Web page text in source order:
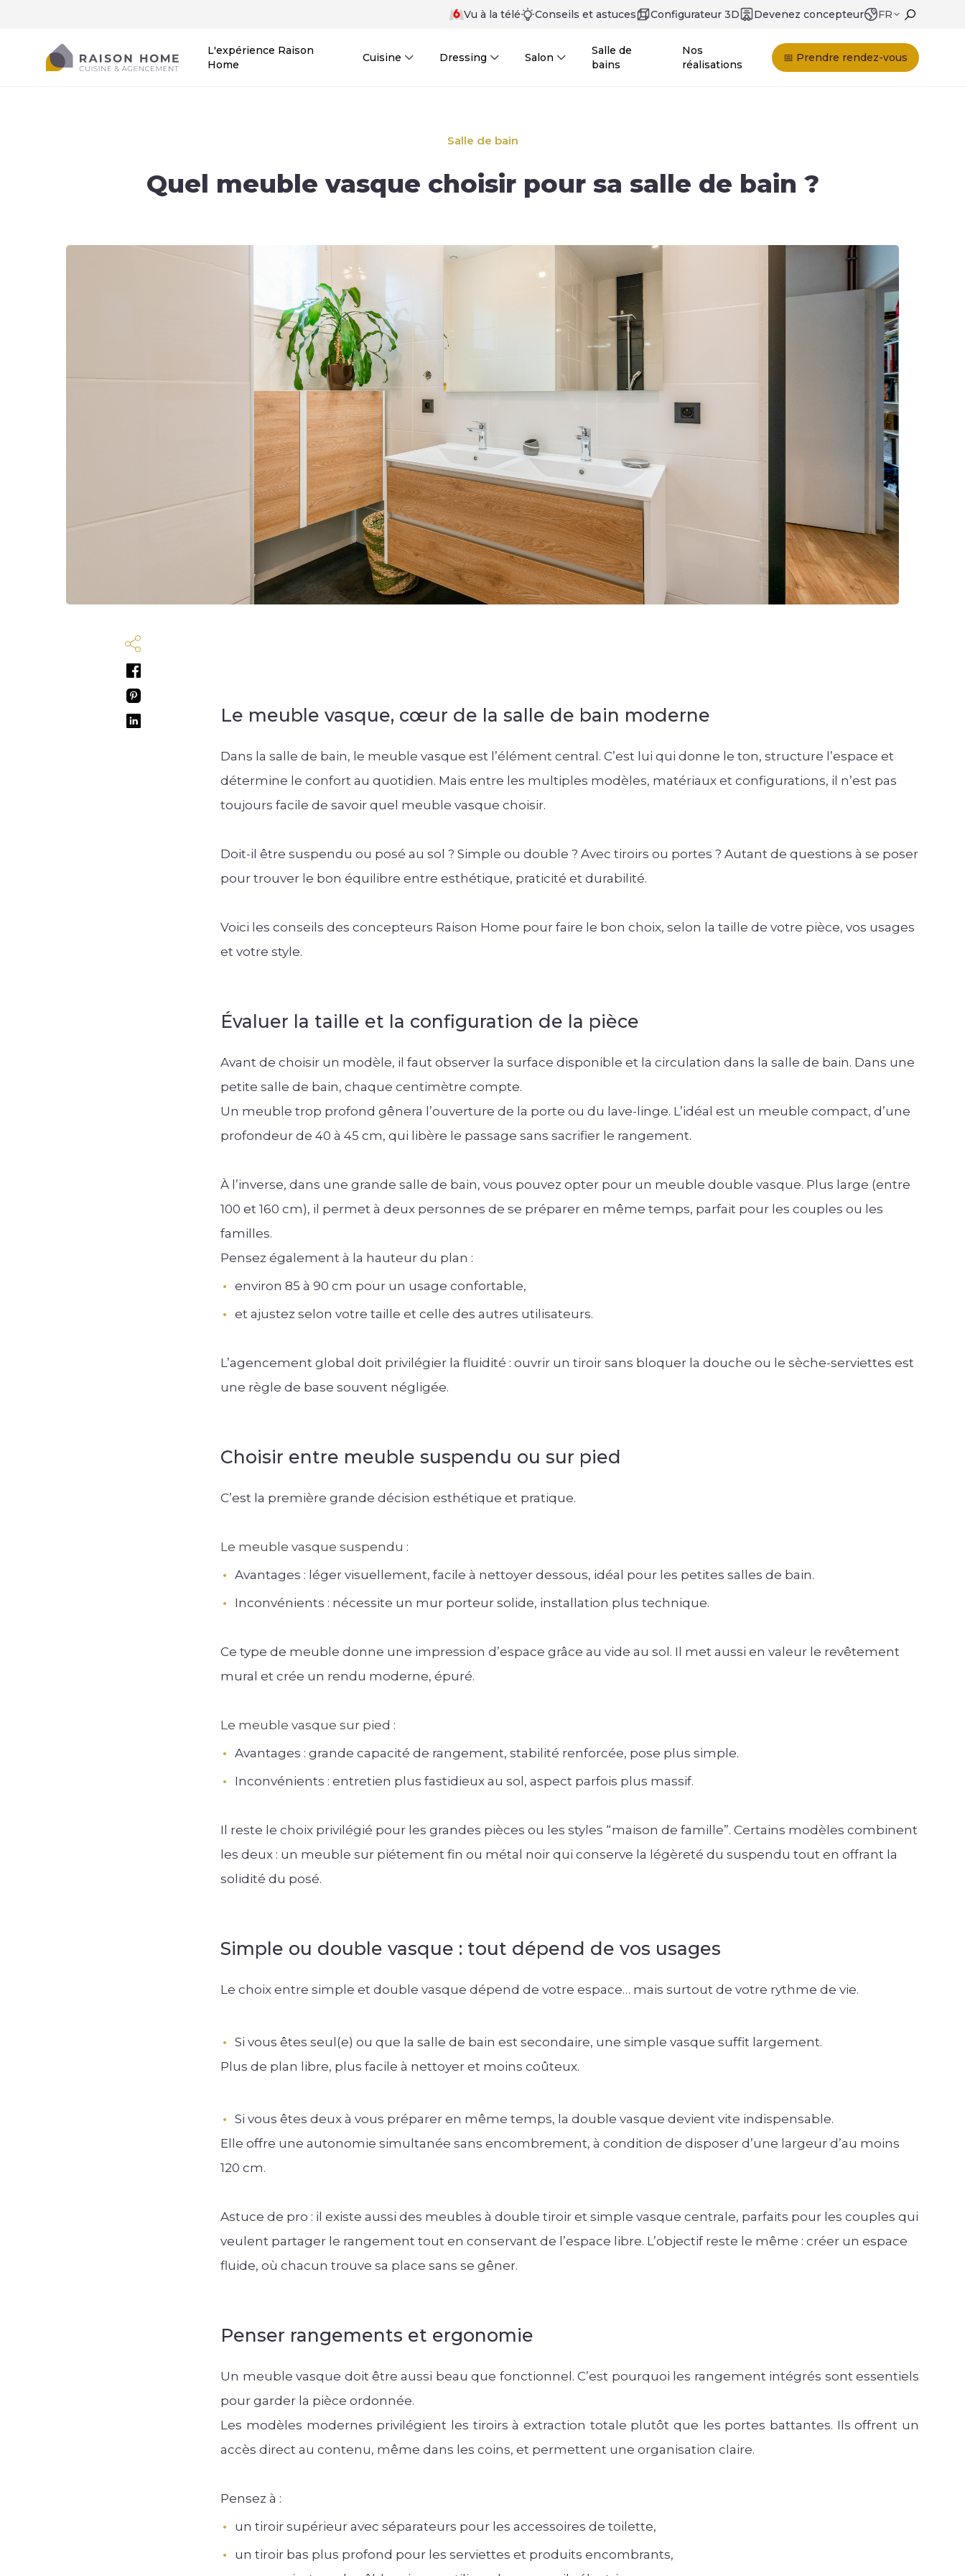
Vu à la télé Conseils et astuces Configurateur 3D Devenez concepteur FR
L'expérience Raison
Home
Cuisine Dressing Salon
Salle de
bains
Nos
réalisations
📅 Prendre rendez-vous
Salle de bain
Quel meuble vasque choisir pour sa salle de bain ?
Le meuble vasque, cœur de la salle de bain moderne
Dans la salle de bain, le meuble vasque est l’élément central. C’est lui qui donne le ton, structure l’espace et
détermine le confort au quotidien. Mais entre les multiples modèles, matériaux et configurations, il n’est pas
toujours facile de savoir quel meuble vasque choisir.
Doit-il être suspendu ou posé au sol ? Simple ou double ? Avec tiroirs ou portes ? Autant de questions à se poser
pour trouver le bon équilibre entre esthétique, praticité et durabilité.
Voici les conseils des concepteurs Raison Home pour faire le bon choix, selon la taille de votre pièce, vos usages
et votre style.
Évaluer la taille et la configuration de la pièce
Avant de choisir un modèle, il faut observer la surface disponible et la circulation dans la salle de bain. Dans une
petite salle de bain, chaque centimètre compte.
Un meuble trop profond gênera l’ouverture de la porte ou du lave-linge. L’idéal est un meuble compact, d’une
profondeur de 40 à 45 cm, qui libère le passage sans sacrifier le rangement.
À l’inverse, dans une grande salle de bain, vous pouvez opter pour un meuble double vasque. Plus large (entre
100 et 160 cm), il permet à deux personnes de se préparer en même temps, parfait pour les couples ou les
familles.
Pensez également à la hauteur du plan :
environ 85 à 90 cm pour un usage confortable,
et ajustez selon votre taille et celle des autres utilisateurs.
L’agencement global doit privilégier la fluidité : ouvrir un tiroir sans bloquer la douche ou le sèche-serviettes est
une règle de base souvent négligée.
Choisir entre meuble suspendu ou sur pied
C’est la première grande décision esthétique et pratique.
Le meuble vasque suspendu :
Avantages : léger visuellement, facile à nettoyer dessous, idéal pour les petites salles de bain.
Inconvénients : nécessite un mur porteur solide, installation plus technique.
Ce type de meuble donne une impression d’espace grâce au vide au sol. Il met aussi en valeur le revêtement
mural et crée un rendu moderne, épuré.
Le meuble vasque sur pied :
Avantages : grande capacité de rangement, stabilité renforcée, pose plus simple.
Inconvénients : entretien plus fastidieux au sol, aspect parfois plus massif.
Il reste le choix privilégié pour les grandes pièces ou les styles “maison de famille”. Certains modèles combinent
les deux : un meuble sur piétement fin ou métal noir qui conserve la légèreté du suspendu tout en offrant la
solidité du posé.
Simple ou double vasque : tout dépend de vos usages
Le choix entre simple et double vasque dépend de votre espace… mais surtout de votre rythme de vie.
Si vous êtes seul(e) ou que la salle de bain est secondaire, une simple vasque suffit largement.
Plus de plan libre, plus facile à nettoyer et moins coûteux.
Si vous êtes deux à vous préparer en même temps, la double vasque devient vite indispensable.
Elle offre une autonomie simultanée sans encombrement, à condition de disposer d’une largeur d’au moins
120 cm.
Astuce de pro : il existe aussi des meubles à double tiroir et simple vasque centrale, parfaits pour les couples qui
veulent partager le rangement tout en conservant de l’espace libre. L’objectif reste le même : créer un espace
fluide, où chacun trouve sa place sans se gêner.
Penser rangements et ergonomie
Un meuble vasque doit être aussi beau que fonctionnel. C’est pourquoi les rangement intégrés sont essentiels
pour garder la pièce ordonnée.
Les modèles modernes privilégient les tiroirs à extraction totale plutôt que les portes battantes. Ils offrent un
accès direct au contenu, même dans les coins, et permettent une organisation claire.
Pensez à :
un tiroir supérieur avec séparateurs pour les accessoires de toilette,
un tiroir bas plus profond pour les serviettes et produits encombrants,